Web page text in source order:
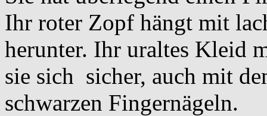
Ihr roter Zopf hängt mit
herunter. Ihr uraltes Kleid
sie sich sicher, auch mit
schwarzen Fingernägeln.